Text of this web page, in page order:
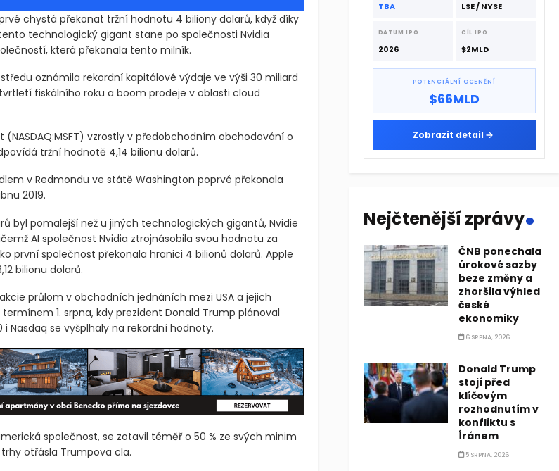
chystá překonat tržní hodnotu 4 biliony dolarů, když díky
technologický gigant stane po společnosti Nvidia
která překonala tento milník.
oznámila rekordní kapitálové výdaje ve výši 30 miliard
fiskálního roku a boom prodeje v oblasti cloud
(NASDAQ:MSFT) vzrostly v předobchodním obchodování o
tržní hodnotě 4,14 bilionu dolarů.
v Redmondu ve státě Washington poprvé překonala
2019.
byl pomalejší než u jiných technologických gigantů, Nvidie
AI společnost Nvidia ztrojnásobila svou hodnotu za
první společnost překonala hranici 4 bilionů dolarů. Apple
bilionu dolarů.
průlom v obchodních jednáních mezi USA a jejich
1. srpna, kdy prezident Donald Trump plánoval
i Nasdaq se vyšplhaly na rekordní hodnoty.
společnost, se zotavil téměř o 50 % ze svých minim
otřásla Trumpova cla.
TBA LSE / NYSE
DATUM IPO
2026
CÍL IPO
$2MLD
POTENCIÁLNÍ OCENĚNÍ
$66MLD
Zobrazit detail
Nejčtenější zprávy.
ČNB ponechala
úrokové sazby
beze změny a
zhoršila výhled
české
ekonomiky
6 SRPNA, 2026
Donald Trump
stojí před
klíčovým
rozhodnutím v
konfliktu s
Íránem
5 SRPNA, 2026